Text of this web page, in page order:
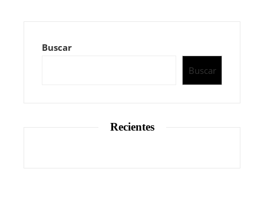
Buscar
Buscar
Recientes